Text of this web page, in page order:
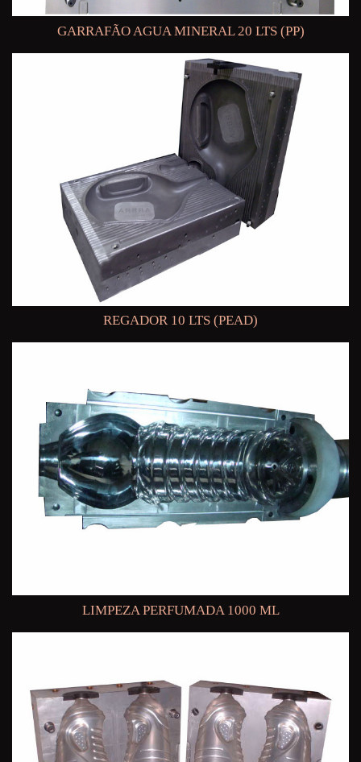
GARRAFÃO AGUA MINERAL 20 LTS (PP)
REGADOR 10 LTS (PEAD)
LIMPEZA PERFUMADA 1000 ML